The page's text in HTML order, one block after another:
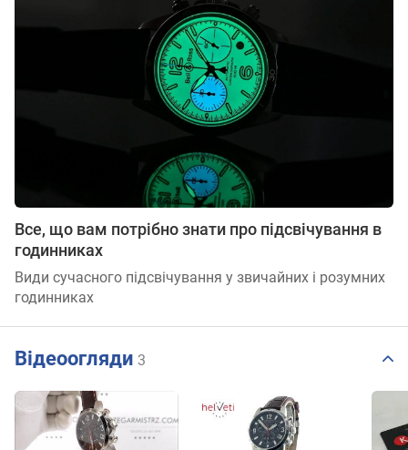
Все, що вам потрібно знати про підсвічування в
годинниках
Види сучасного підсвічування у звичайних і розумних
годинниках
Відеоогляди 3